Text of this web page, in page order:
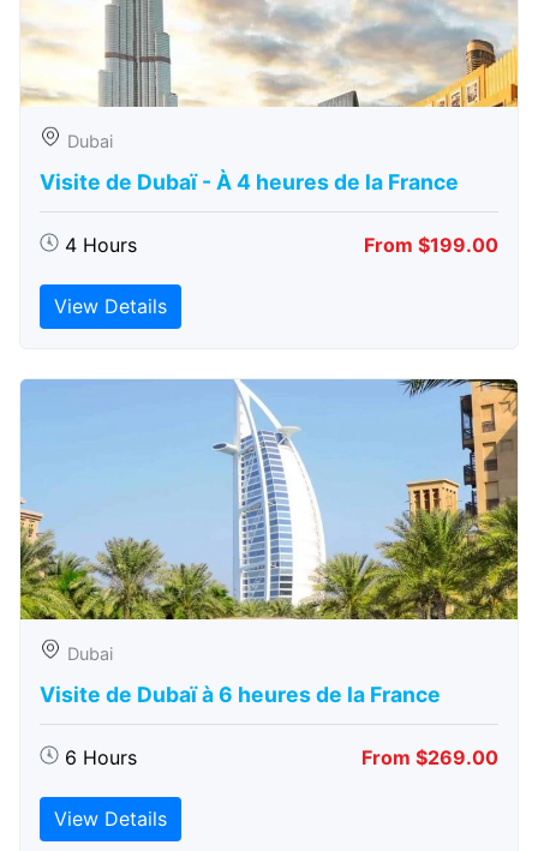
Dubai
Visite de Dubaï - À 4 heures de la France
4 Hours From $199.00
View Details
Dubai
Visite de Dubaï à 6 heures de la France
6 Hours From $269.00
View Details